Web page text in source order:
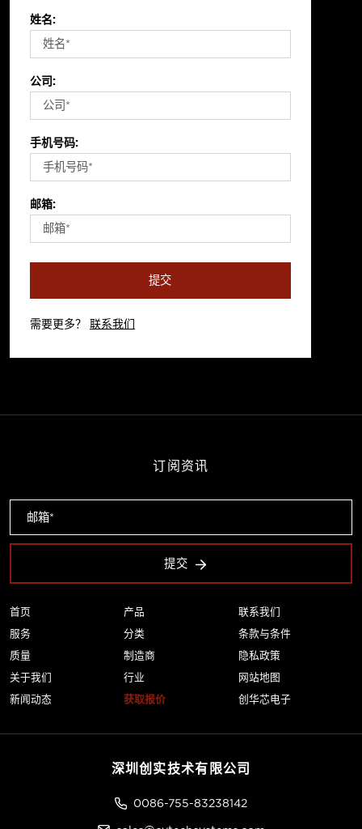
姓名:
公司:
手机号码:
邮箱:
提交
需要更多？ 联系我们
首页
服务
质量
关于我们
新闻动态
产品
分类
制造商
行业
获取报价
联系我们
条款与条件
隐私政策
网站地图
创华芯电子
订阅资讯
提交
深圳创实技术有限公司
0086-755-83238142